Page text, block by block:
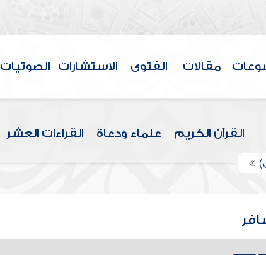
مقالات الفتوى الاستشارات الصوتيات
القرآن الكريم علماء ودعاة القراءات العشر